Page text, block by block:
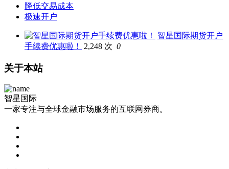
降低交易成本
极速开户
智星国际期货开户
手续费优惠啦！
2,248 次 0
关于本站
智星国际
一家专注与全球金融市场服务的互联网券商。